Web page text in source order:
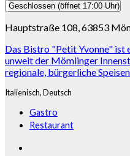
Geschlossen (öffnet 17:00 Uhr)
Hauptstraße 108, 63853
Das Bistro "Petit Yvonne" ist
unweit der Mömlinger
regionale, bürgerliche
Italienisch,Deutsch
Gastro
Restaurant